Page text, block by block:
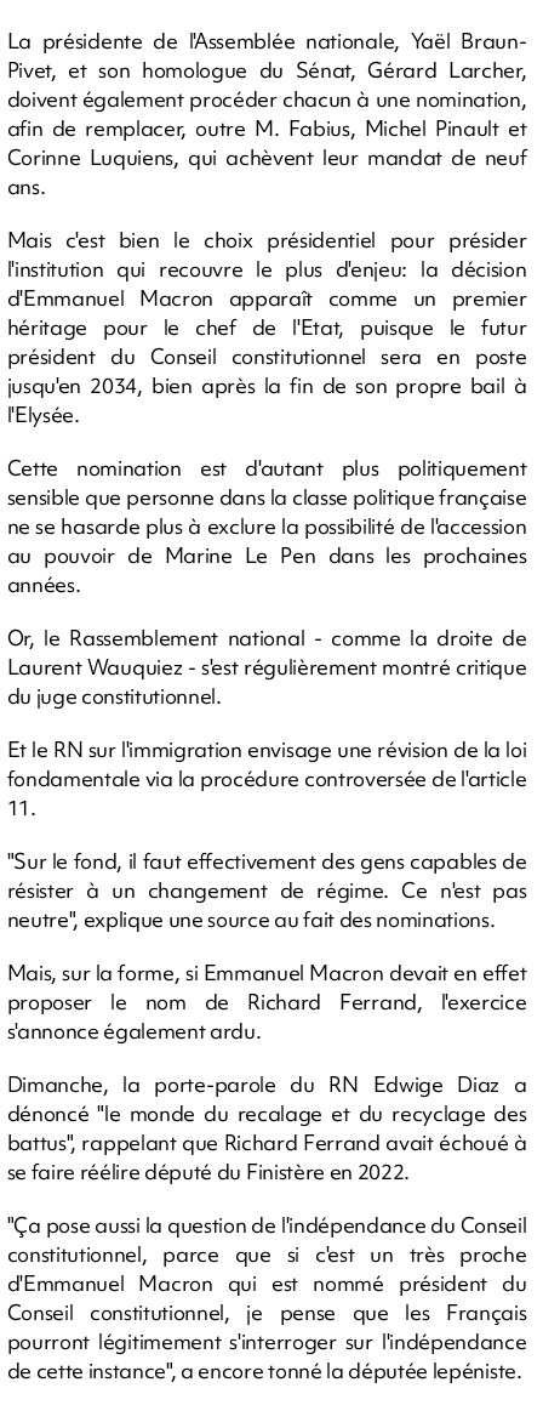
La présidente de l'Assemblée nationale, Yaël Braun-
Pivet, et son homologue du Sénat, Gérard Larcher,
doivent également procéder chacun à une nomination,
afin de remplacer, outre M. Fabius, Michel Pinault et
Corinne Luquiens, qui achèvent leur mandat de neuf
ans.
Mais c'est bien le choix présidentiel pour présider
l'institution qui recouvre le plus d'enjeu: la décision
d'Emmanuel Macron apparaît comme un premier
héritage pour le chef de l'Etat, puisque le futur
président du Conseil constitutionnel sera en poste
jusqu'en 2034, bien après la fin de son propre bail à
l'Elysée.
Cette nomination est d'autant plus politiquement
sensible que personne dans la classe politique française
ne se hasarde plus à exclure la possibilité de l'accession
au pouvoir de Marine Le Pen dans les prochaines
années.
Or, le Rassemblement national - comme la droite de
Laurent Wauquiez - s'est régulièrement montré critique
du juge constitutionnel.
Et le RN sur l'immigration envisage une révision de la loi
fondamentale via la procédure controversée de l'article
11.
"Sur le fond, il faut effectivement des gens capables de
résister à un changement de régime. Ce n'est pas
neutre", explique une source au fait des nominations.
Mais, sur la forme, si Emmanuel Macron devait en effet
proposer le nom de Richard Ferrand, l'exercice
s'annonce également ardu.
Dimanche, la porte-parole du RN Edwige Diaz a
dénoncé "le monde du recalage et du recyclage des
battus", rappelant que Richard Ferrand avait échoué à
se faire réélire député du Finistère en 2022.
"Ça pose aussi la question de l'indépendance du Conseil
constitutionnel, parce que si c'est un très proche
d'Emmanuel Macron qui est nommé président du
Conseil constitutionnel, je pense que les Français
pourront légitimement s'interroger sur l'indépendance
de cette instance", a encore tonné la députée lepéniste.